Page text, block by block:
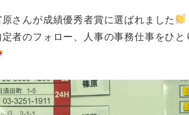
さんが成績優秀者賞に選ばれました
者のフォロー、人事の事務仕事をひ